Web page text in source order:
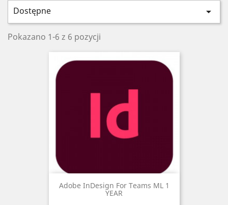
Dostępne 
Pokazano 1-6 z 6 pozycji
Adobe InDesign For Teams ML 1
YEAR